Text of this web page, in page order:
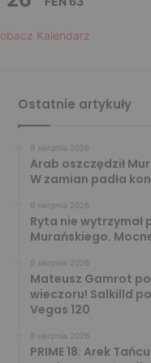
Kalendarz
Ostatnie artykuły
9 sierpnia 2026
Arab oszczędził
W zamian padła
9 sierpnia 2026
Ryta nie wytrzymał
Murańskiego.
9 sierpnia 2026
Mateusz Gamrot
wieczoru! Salkilld
Vegas 120
9 sierpnia 2026
PRIME 18: Arek